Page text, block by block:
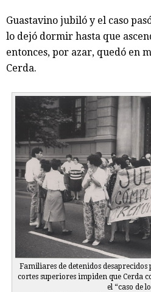
Guastavino jubiló y el caso
lo dejó dormir hasta que
entonces, por azar, quedó en
Cerda.
Familiares de detenidos
cortes superiores impiden que Cerda
el “caso de